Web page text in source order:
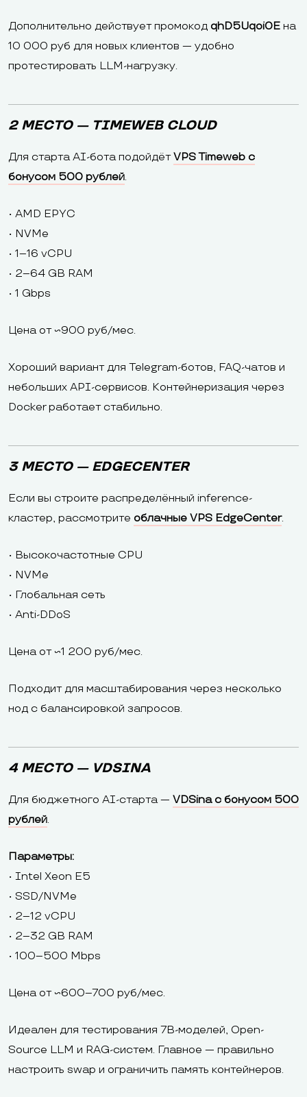
Дополнительно действует промокод qhD5Uqoi0E на
10 000 руб для новых клиентов — удобно
протестировать LLM-нагрузку.
2 МЕСТО — TIMEWEB CLOUD
Для старта AI-бота подойдётVPS Timeweb с
бонусом 500 рублей.
• AMD EPYC
• NVMe
• 1–16 vCPU
• 2–64 GB RAM
• 1 Gbps
Цена от ~900 руб/мес.
Хороший вариант для Telegram-ботов, FAQ-чатов и
небольших API-сервисов. Контейнеризация через
Docker работает стабильно.
3 МЕСТО — EDGECENTER
Если вы строите распределённый inference-
кластер, рассмотрите облачные VPS EdgeCenter.
• Высокочастотные CPU
• NVMe
• Глобальная сеть
• Anti-DDoS
Цена от ~1 200 руб/мес.
Подходит для масштабирования через несколько
нод с балансировкой запросов.
4 МЕСТО — VDSINA
Для бюджетного AI-старта — VDSina с бонусом 500
рублей.
Параметры:
• Intel Xeon E5
• SSD/NVMe
• 2–12 vCPU
• 2–32 GB RAM
• 100–500 Mbps
Цена от ~600–700 руб/мес.
Идеален для тестирования 7B-моделей, Open-
Source LLM и RAG-систем. Главное — правильно
настроить swap и ограничить память контейнеров.